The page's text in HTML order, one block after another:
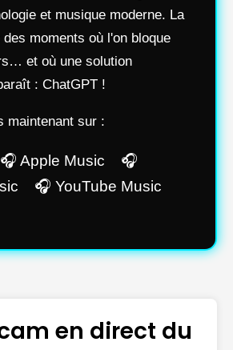
et musique moderne. La
moments où l'on bloque
et où une solution
: ChatGPT !
maintenant sur :
Apple Music 🎧
🎧 YouTube Music
en direct du